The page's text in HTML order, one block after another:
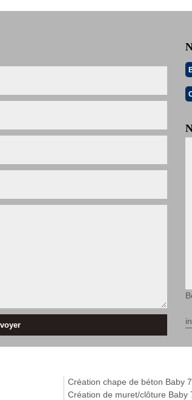
Création chape de béton Baby
Création de muret/clôture Baby